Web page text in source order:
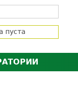
пуста